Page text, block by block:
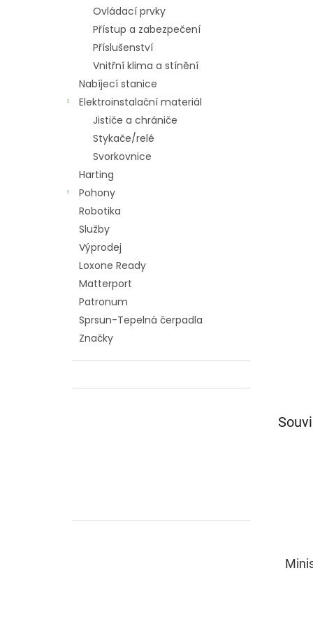
Ovládací prvky
Přístup a zabezpečení
Příslušenství
Vnitřní klima a stínění
Nabíjecí stanice
Elektroinstalační materiál
Jističe a chrániče
Stykače/relé
Svorkovnice
Harting
Pohony
Robotika
Služby
Výprodej
Loxone Ready
Matterport
Patronum
Sprsun-Tepelná čerpadla
Značky